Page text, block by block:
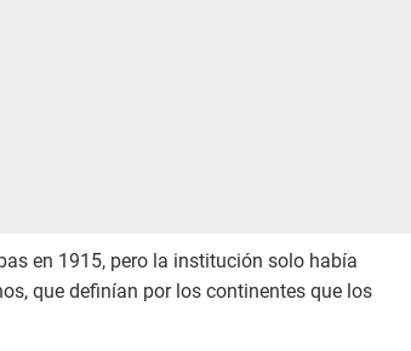
en 1915, pero la institución solo había
que definían por los continentes que los